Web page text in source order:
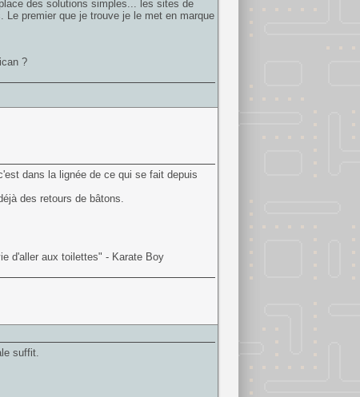
des solutions simples... les sites de
premier que je trouve je le met en marque
?
dans la lignée de ce qui se fait depuis
des retours de bâtons.
d'aller aux toilettes" - Karate Boy
suffit.